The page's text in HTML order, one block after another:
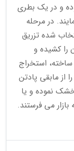
و در یک بطری
در مرحله
شده تزریق
را کشیده و
ساخته، استخراج
از مابقی پادتن
نموده و یا
می فرستند.